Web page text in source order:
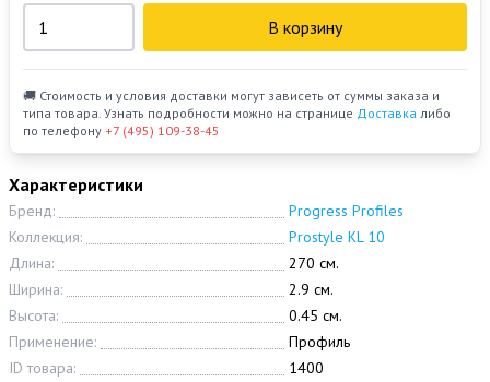
Характеристики
Бренд:
Progress Profiles
Коллекция:
Prostyle KL 10
Длина:
270 см.
Ширина:
2.9 см.
Высота:
0.45 см.
Применение:
Профиль
ID товара:
1400
В корзину
🚚 Стоимость и условия доставки могут зависеть от суммы заказа и
типа товара. Узнать подробности можно на странице Доставка либо
по телефону +7 (495) 109-38-45